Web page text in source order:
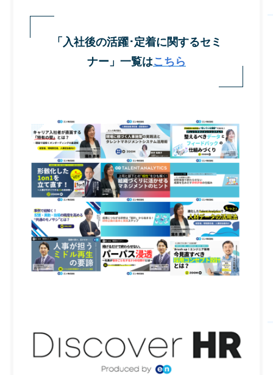
「入社後の活躍･定着に関するセミ
ナー」一覧はこちら